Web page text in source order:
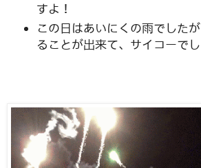
すよ！
この日はあいにくの雨でした
ることが出来て、サイコーでし